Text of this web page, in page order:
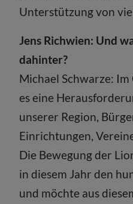
Unterstützung von
Jens Richwien: Und
dahinter?
Michael Schwarze:
es eine
unserer Region,
Einrichtungen,
Die Bewegung der
in diesem Jahr den
und möchte aus